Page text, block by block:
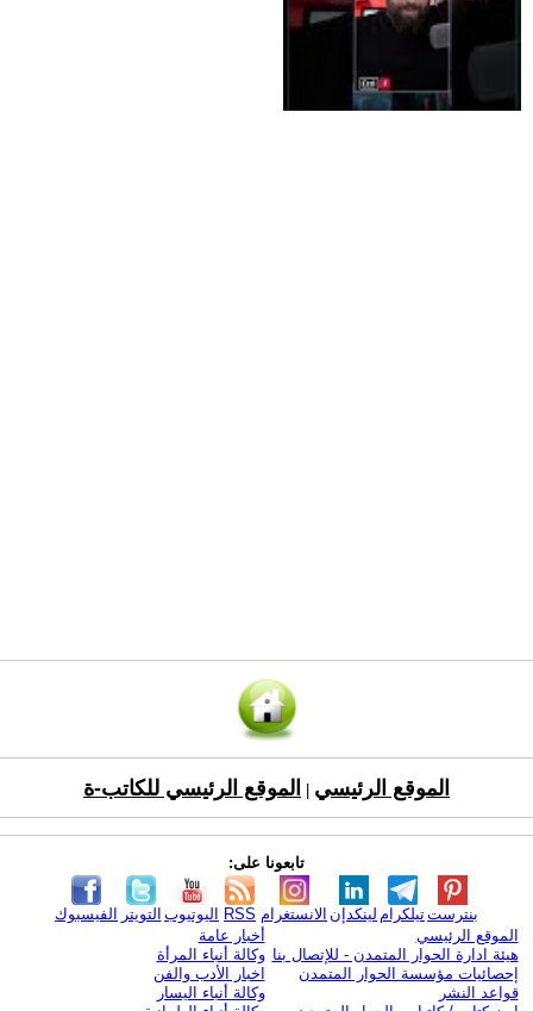
الموقع الرئيسي الموقع الرئيسي للكاتب-ة
تابعونا على:
الفيسبوك التويتر اليوتيوب RSS الانستغرام لينكدإن تيلكرامبنترست
الموقع الرئيسي
هيئة ادارة الحوار المتمدن - للإتصال بنا
إحصائيات مؤسسة الحوار المتمدن
قواعد النشر
أخبار عامة
وكالة أنباء المرأة
اخبار الأدب والفن
وكالة أنباء اليسار